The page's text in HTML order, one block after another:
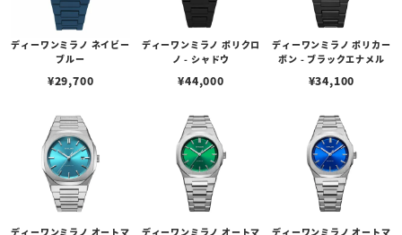
ディーワンミラノ ネイビー
ブルー
¥29,700
ディーワンミラノ ポリクロ
ノ - シャドウ
¥44,000
ディーワンミラノ ポリカー
ボン - ブラックエナメル
¥34,100
ディーワンミラノ オートマ ディーワンミラノ オートマ ディーワンミラノ オートマ